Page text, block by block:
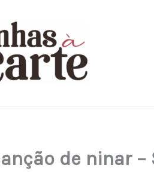
de ninar –